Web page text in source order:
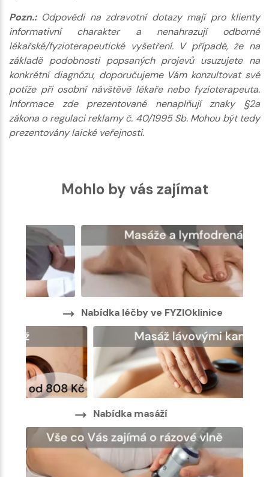
Pozn.:Odpovědi na zdravotní dotazy mají pro klienty
informativní charakter a nenahrazují odborné
lékařské/fyzioterapeutické vyšetření. V případě, že na
základě podobnosti popsaných projevů usuzujete na
konkrétní diagnózu, doporučujeme Vám konzultovat své
potíže při osobní návštěvě lékaře nebo fyzioterapeuta.
Informace zde prezentované nenaplňují znaky §2a
zákona o regulaci reklamy č. 40/1995 Sb. Mohou být tedy
prezentovány laické veřejnosti.
Mohlo by vás zajímat
Nabídka léčby ve FYZIOklinice
Nabídka masáží